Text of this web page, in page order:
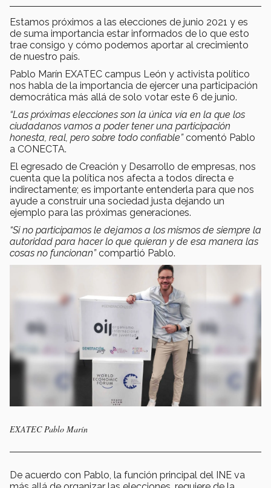
Estamos próximos a las elecciones de junio 2021 y es
de suma importancia estar informados de lo que esto
trae consigo y cómo podemos aportar al crecimiento
de nuestro país.
Pablo Marín EXATEC campus León y activista político
nos habla de la importancia de ejercer una participación
democrática más allá de solo votar este 6 de junio.
“Las próximas elecciones son la única vía en la que los
ciudadanos vamos a poder tener una participación
honesta, real, pero sobre todo confiable”comentó Pablo
a CONECTA.
El egresado de Creación y Desarrollo de empresas, nos
cuenta que la política nos afecta a todos directa e
indirectamente; es importante entenderla para que nos
ayude a construir una sociedad justa dejando un
ejemplo para las próximas generaciones.
“Si no participamos le dejamos a los mismos de siempre la
autoridad para hacer lo que quieran y de esa manera las
cosas no funcionan”compartió Pablo.
EXATEC Pablo Marín
De acuerdo con Pablo, la función principal del INE va